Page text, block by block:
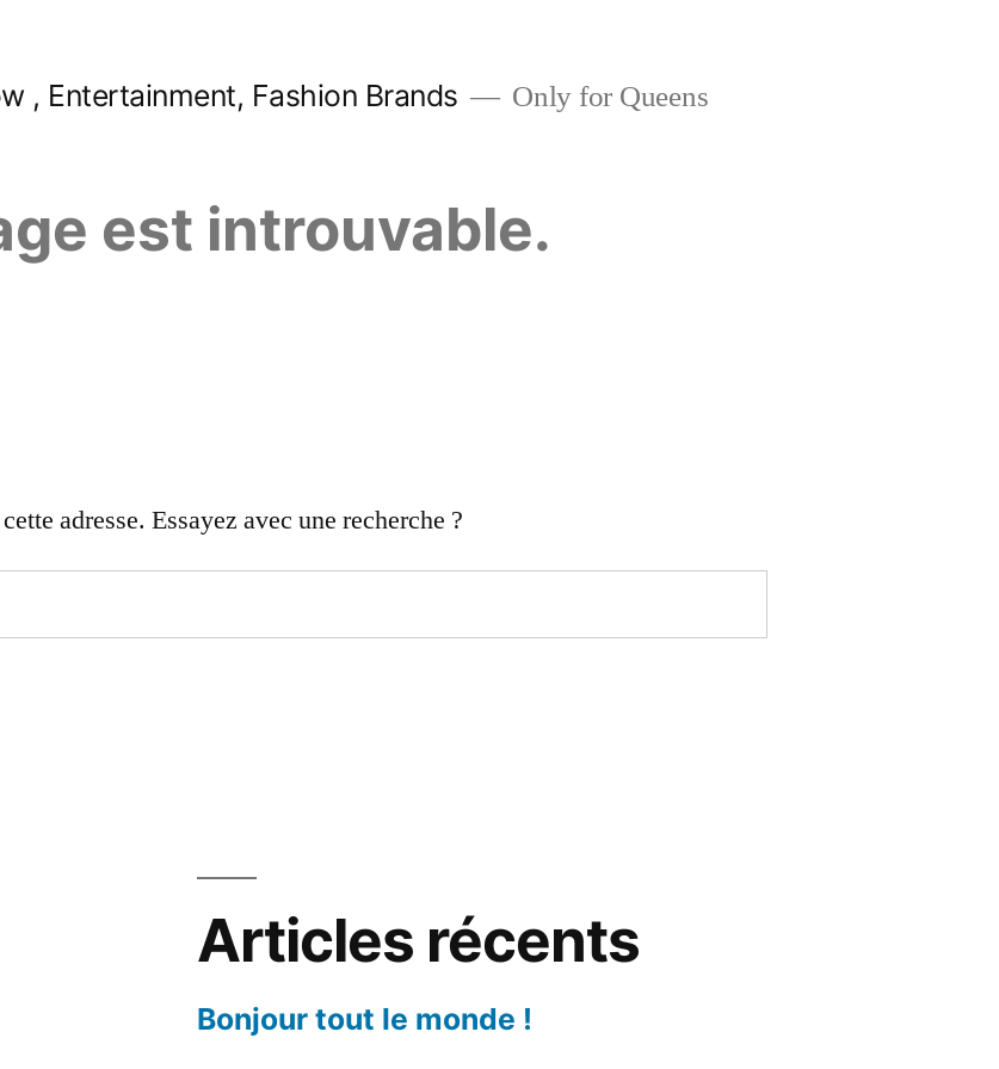
, Entertainment, Fashion Brands Only for Queens
est introuvable.
adresse. Essayez avec une recherche ?
Articles récents
Bonjour tout le monde !